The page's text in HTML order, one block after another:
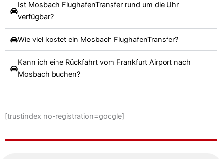
Ist Mosbach FlughafenTransfer rund um die Uhr
verfügbar?
Wie viel kostet ein Mosbach FlughafenTransfer?
Kann ich eine Rückfahrt vom Frankfurt Airport nach
Mosbach buchen?
[trustindex no-registration=google]